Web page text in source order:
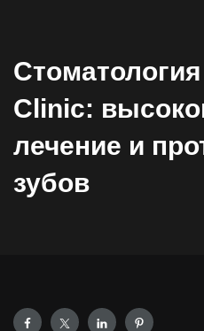
Clinic:
лечение и
зубов